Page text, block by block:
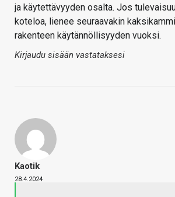
ja käytettävyyden osalta. Jos
koteloa, lienee seuraavakin
rakenteen käytännöllisyyden vuoksi.
Kirjaudu sisään vastataksesi
Kaotik
28.4.2024